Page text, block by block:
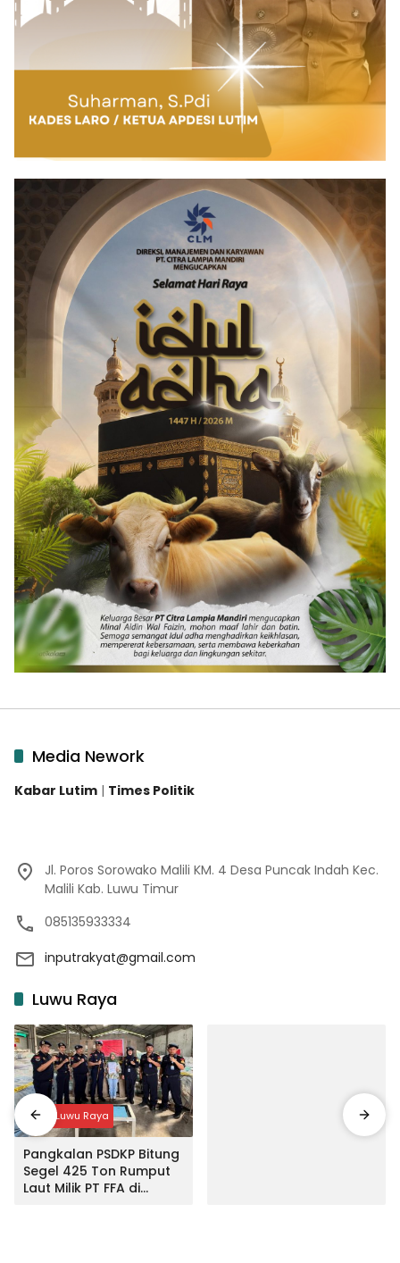
Media Nework
Kabar Lutim | Times Politik
Jl. Poros Sorowako Malili KM. 4 Desa Puncak Indah Kec.
Malili Kab. Luwu Timur
085135933334
inputrakyat@gmail.com
Luwu Raya
Input Luwu Raya
Pangkalan PSDKP Bitung
Segel 425 Ton Rumput
Laut Milik PT FFA di